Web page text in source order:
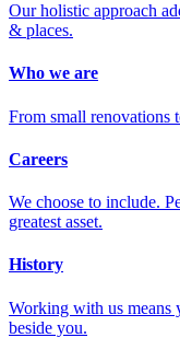
Our holistic approach
& places.
Who we are
From small renovations
Careers
We choose to include.
greatest asset.
History
Working with us means
beside you.